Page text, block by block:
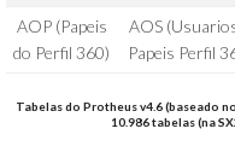
AOP (Papeis
do Perfil 360)
AOS
Papeis Perfil
Tabelas do Protheus v4.6 (baseado
10.986 tabelas (na